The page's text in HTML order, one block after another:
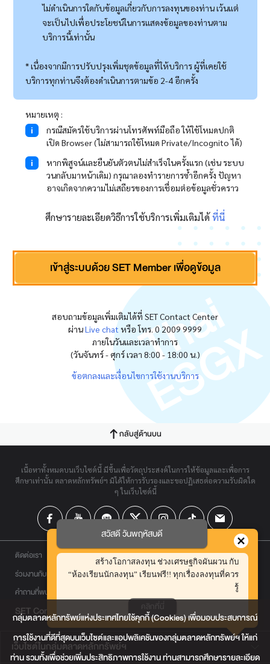
ไม่ดำเนินการใดกับข้อมูลเกี่ยวกับการลงทุนของท่าน เว้นแต่
จะเป็นไปเพื่อประโยชน์ในการแสดงข้อมูลของท่านตาม
บริการนี้เท่านั้น
* เนื่องจากมีการปรับปรุงเพิ่มชุดข้อมูลที่ให้บริการ ผู้ที่เคยใช้
บริการทุกท่านจึงต้องดำเนินการตามข้อ 2-4 อีกครั้ง
หมายเหตุ :
กรณีสมัครใช้บริการผ่านโทรศัพท์มือถือ ให้ใช้โหมดปกติ
เปิด Browser (ไม่สามารถใช้โหมด Private/Incognito ได้)
หากพิสูจน์และยืนยันตัวตนไม่สำเร็จในครั้งแรก (เช่น ระบบ
วนกลับมาหน้าเดิม) กรุณาลองทำรายการซ้ำอีกครั้ง ปัญหา
อาจเกิดจากความไม่เสถียรของการเชื่อมต่อข้อมูลชั่วคราว
ศึกษารายละเอียดวิธีการใช้บริการเพิ่มเติมได้ที่นี่
เข้าสู่ระบบด้วย SET Member เพื่อดูข้อมูล
สอบถามข้อมูลเพิ่มเติมได้ที่ SET Contact Center
ผ่านLive chat หรือ โทร. 0 2009 9999
ภายในวันและเวลาทำการ
(วันจันทร์ - ศุกร์ เวลา 8:00 - 18:00 น.)
ข้อตกลงและเงื่อนไขการใช้งานบริการ
กลับสู่ด้านบน
เนื้อหาทั้งหมดบนเว็บไซต์นี้ มีขึ้นเพื่อวัตถุประสงค์ในการให้ข้อมูลและเพื่อการ
ศึกษาเท่านั้น ตลาดหลักทรัพย์ฯ มิได้ให้การรับรองและขอปฏิเสธต่อความรับผิดใด
ๆ ในเว็บไซต์นี้
ติดต่อเรา
ร่วมงานกับเรา
คำถามที่พบบ่อย
SET Contact Center 0 2009 9999
เว็บไซต์ในกลุ่มตลาดหลักทรัพย์ฯ
สวัสดี วันพฤหัสบดี
สร้างโอกาสลงทุน ช่วงเศรษฐกิจผันผวน กับ
“ห้องเรียนนักลงทุน” เรียนฟรี!! ทุกเรื่องลงทุนที่ควร
รู้
คลิกที่นี่
กลุ่มตลาดหลักทรัพย์แห่งประเทศไทยใช้คุกกี้ (Cookies) เพื่อมอบประสบการณ์
การใช้งานที่ดีที่สุดบนเว็บไซต์และแอปพลิเคชันของกลุ่มตลาดหลักทรัพย์ฯ ให้แก่
ท่าน รวมทั้งเพื่อช่วยเพิ่มประสิทธิภาพการใช้งาน ท่านสามารถศึกษารายละเอียด